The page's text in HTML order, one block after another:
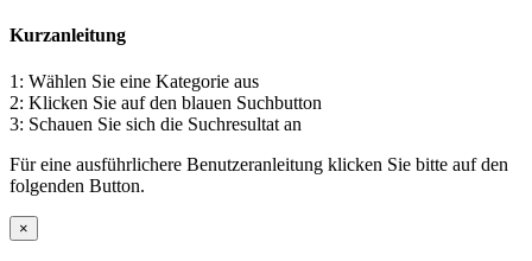
Kurzanleitung
1: Wählen Sie eine Kategorie aus
2: Klicken Sie auf den blauen Suchbutton
3: Schauen Sie sich die Suchresultat an
Für eine ausführlichere Benutzeranleitung klicken Sie bitte auf den
folgenden Button.
×